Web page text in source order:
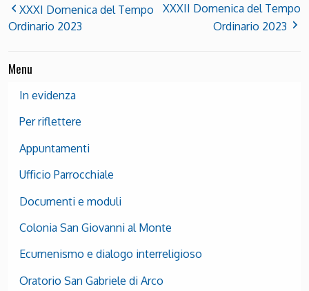
XXXI Domenica del Tempo
Ordinario 2023
XXXII Domenica del Tempo
Ordinario 2023
Menu
In evidenza
Per riflettere
Appuntamenti
Ufficio Parrocchiale
Documenti e moduli
Colonia San Giovanni al Monte
Ecumenismo e dialogo interreligioso
Oratorio San Gabriele di Arco